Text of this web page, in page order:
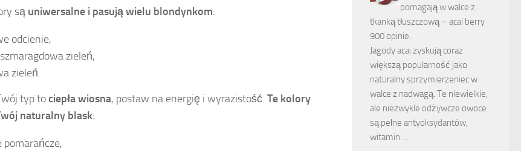
są uniwersalne i pasują wielu blondynkom:
odcienie,
szmaragdowa zieleń,
zieleń.
typ tociepła wiosna, postaw na energię i wyrazistość. Te kolory
naturalny blask:
pomarańcze,
pomagają w walce z
tkanką tłuszczową – acai berry
900 opinie.
Jagody acai zyskują coraz
większą popularność jako
naturalny sprzymierzeniec w
walce z nadwagą. Te niewielkie,
ale niezwykle odżywcze owoce
są pełne antyoksydantów,
witamin …